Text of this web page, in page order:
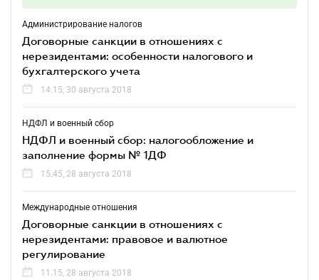
Администрирование налогов
Договорные санкции в отношениях с
нерезидентами: особенности налогового и
бухгалтерского учета
14.15, 30 августа 2018
НДФЛ и военный сбор
НДФЛ и военный сбор: налогообложение и
заполнение формы № 1ДФ
15.45, 28 августа 2018
Международные отношения
Договорные санкции в отношениях с
нерезидентами: правовое и валютное
регулирование
11.15, 28 августа 2018